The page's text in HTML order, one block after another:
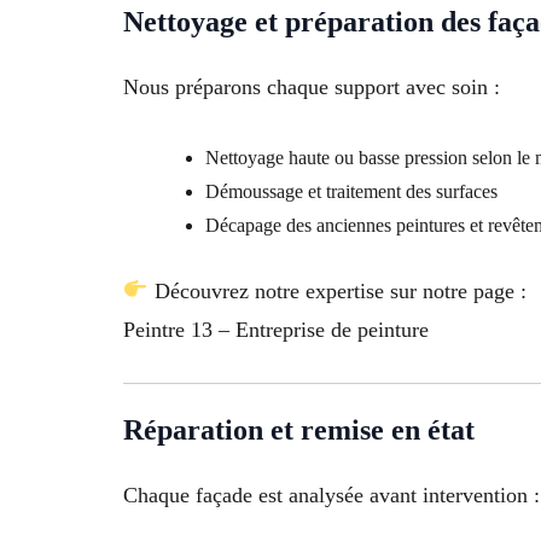
Nettoyage et préparation des
Nous préparons chaque support avec soin :
Nettoyage haute ou basse pression selon le
Démoussage et traitement des surfaces
Décapage des anciennes peintures et
Découvrez notre expertise sur notre page :
Peintre 13 – Entreprise de peinture
Réparation et remise en état
Chaque façade est analysée avant intervention :